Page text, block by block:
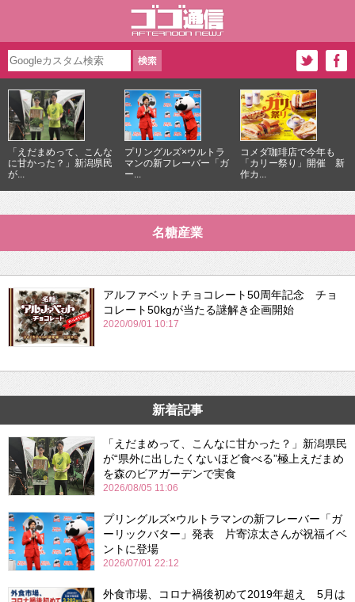
「えだまめって、こんな
に甘かった？」新潟県民
が...
プリングルズ×ウルトラ
マンの新フレーバー「ガ
ー...
コメダ珈琲店で今年も
「カリー祭り」開催 新
作カ...
名糖産業
アルファベットチョコレート50周年記念 チョ
コレート50kgが当たる謎解き企画開始
2020/09/01 10:17
新着記事
「えだまめって、こんなに甘かった？」新潟県民
が“県外に出したくないほど食べる”極上えだまめ
を森のビアガーデンで実食
2026/08/05 11:06
プリングルズ×ウルトラマンの新フレーバー「ガ
ーリックバター」発表 片寄涼太さんが祝福イベ
ントに登場
2026/07/01 22:12
外食市場、コロナ禍後初めて2019年超え 5月は